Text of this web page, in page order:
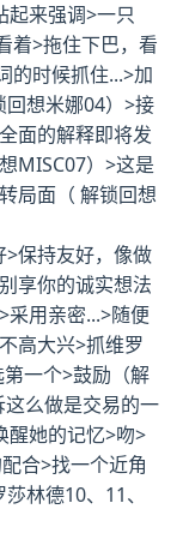
起来强调>一只
着>拖住下巴，看
的时候抓住...>加
回想米娜04）>接
面的解释即将发
MISC07）>这是
局面（ 解锁回想
保持友好，像做
享你的诚实想法
采用亲密...>随便
高大兴>抓维罗
一个>鼓励（解
这么做是交易的一
醒她的记忆>吻>
合>找一个近角
林德10、11、